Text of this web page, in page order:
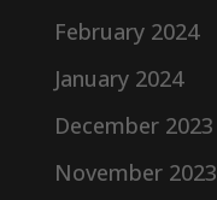
February 2024
January 2024
December 2023
November 2023